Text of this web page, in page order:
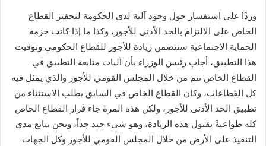
وردًا على استفسار حول وجود آلية لدي الحكومة لتحفيز القطاع
الخاص على الالتزام بالحد الأدنى للأجور، وكذا ما إذا كانت حزمة
الحماية الاجتماعية ستتضمن زيادة للأجور للقطاع الحكومي وتوقيت
هذا التطبيق، أجاب رئيس الوزراء بأن آليات متابعة التطبيق في
القطاع الخاص تتم من خلال المجلس القومي للأجور والذي يمثل فيه
كل القطاعات، وكان القطاع الخاص في السابق يطلب الاستثناء من
تطبيق الحد الأدنى للأجور، ولكن هذه المرة جاء قرار القطاع الخاص
كله طواعيةً بقبول هذه الزيادة، وهو شيء جيد جداً، ونحن نتابع مدى
التنفيذ على الأرض من خلال المجلس القومي للأجور وكل الجهات